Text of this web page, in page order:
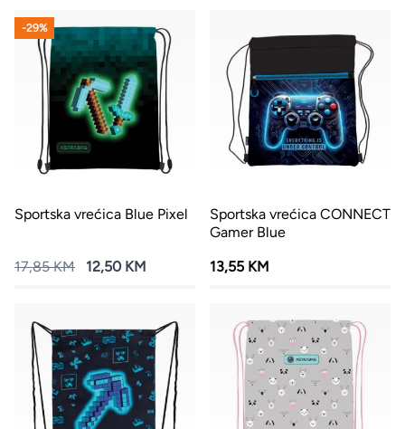
Sportska vrećica Blue Pixel
17,85 KM 12,50 KM
-29%
Sportska vrećica CONNECT
Gamer Blue
13,55 KM